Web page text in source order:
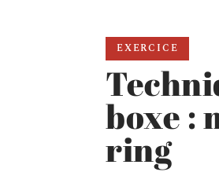
EXERCICE
boxe :
ring